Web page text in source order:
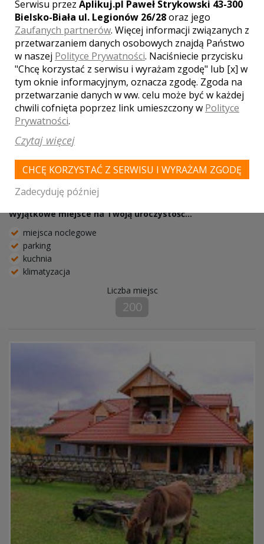
Ambrozja
Strzelin
Ambrozja to klimatyzowana sala weselna na ponad 200 osób.
Menu weselne tworzone zawsze ze świeżych produktów jest
zawsze ustalane indywidualnie. Kompleksowa obsługa i
organizacja przyjęć. Zapraszamy do kontaktu.
Wyjątkowe miejsce na Twoją uroczystość...
miejsca noclegowe
parking
kuchnia
klimatyzacja
Liczba miejsc
200
Serwisu przez Aplikuj.pl Paweł Strykowski 43-300
Bielsko-Biała ul. Legionów 26/28oraz jego
Zaufanych partnerów. Więcej informacji związanych z
przetwarzaniem danych osobowych znajdą Państwo
w naszej Polityce Prywatności. Naciśniecie przycisku
"Chcę korzystać z serwisu i wyrażam zgodę" lub [x] w
tym oknie informacyjnym, oznacza zgodę. Zgoda na
przetwarzanie danych w ww. celu może być w każdej
chwili cofnięta poprzez link umieszczony w Polityce
Prywatności.
Czytaj więcej
CHCĘ KORZYSTAĆ Z SERWISU I WYRAŻAM ZGODĘ
Zadecyduję później